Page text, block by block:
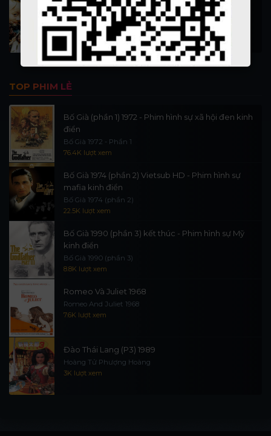
Tam Mao Phưu Lưu Ký 1996
San Mao Liu Lang Ji
11.7K lượt xem
TOP PHIM LẺ
Bố Già (phần 1) 1972 - Phim hình sự xã hội đen kinh
điển
Bố Già 1972 - Phần 1
76.4K lượt xem
Bố Già 1974 (phần 2) Vietsub HD - Phim hình sự
mafia kinh điển
Bố Già 1974 (phần 2)
22.5K lượt xem
Bố Già 1990 (phần 3) kết thúc - Phim hình sự Mỹ
kinh điển
Bố Già 1990 (phần 3)
8.8K lượt xem
Romeo Và Juliet 1968
Romeo And Juliet 1968
7.6K lượt xem
Đào Thái Lang (P3) 1989
Hoàng Tử Phượng Hoàng
3K lượt xem